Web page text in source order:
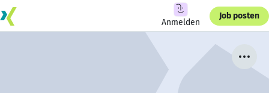
Anmelden
Job posten